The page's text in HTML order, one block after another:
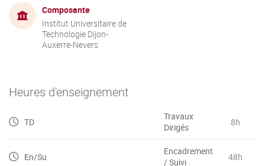
Composante
Institut Universitaire de
Technologie Dijon-
Auxerre-Nevers
Heures d'enseignement
TD
Travaux
Dirigés
8h
En/Su
Encadrement
/ Suivi
48h